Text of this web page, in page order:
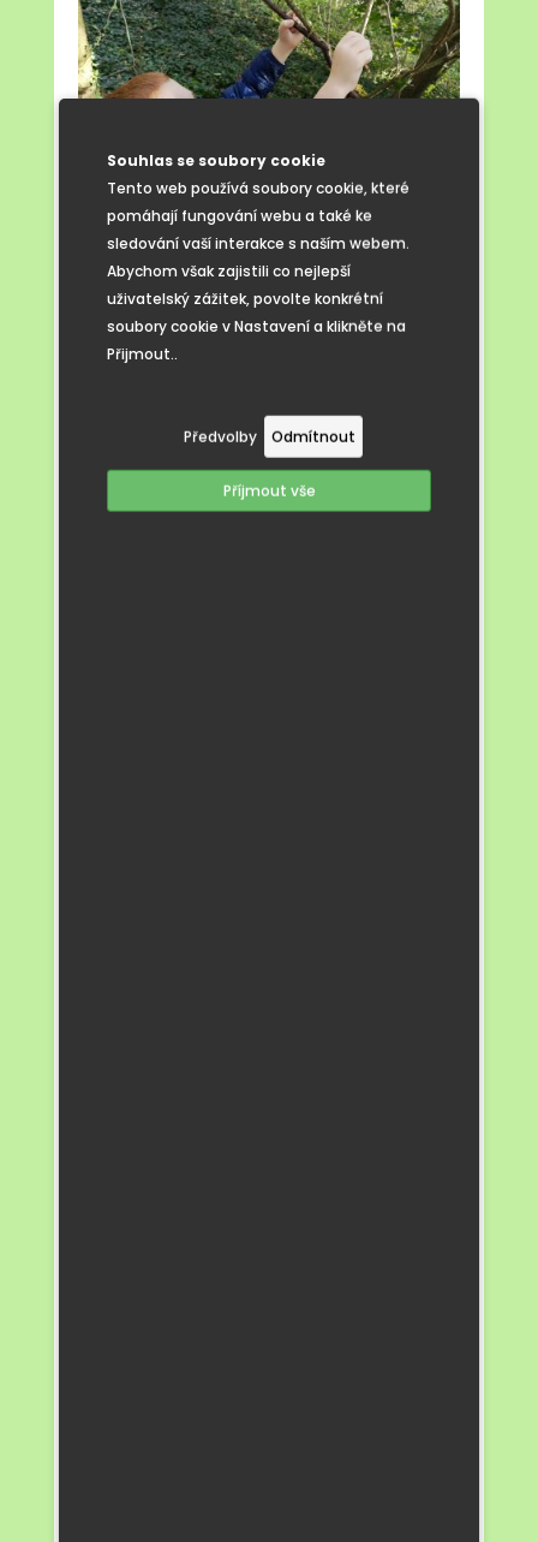
Souhlas se soubory cookie
Tento web používá soubory cookie, které
pomáhají fungování webu a také ke
sledování vaší interakce s naším webem.
Abychom však zajistili co nejlepší
uživatelský zážitek, povolte konkrétní
soubory cookie v Nastavení a klikněte na
Přijmout..
Předvolby Odmítnout
Příjmout vše